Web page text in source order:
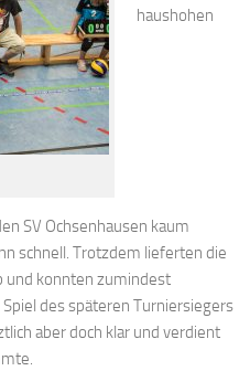
haushohen
SV Ochsenhausen kaum
schnell. Trotzdem lieferten die
und konnten zumindest
des späteren Turniersiegers
aber doch klar und verdient